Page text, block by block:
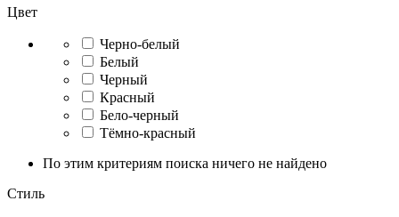
Цвет
Черно-белый
Белый
Черный
Красный
Бело-черный
Тёмно-красный
По этим критериям поиска ничего не найдено
Стиль